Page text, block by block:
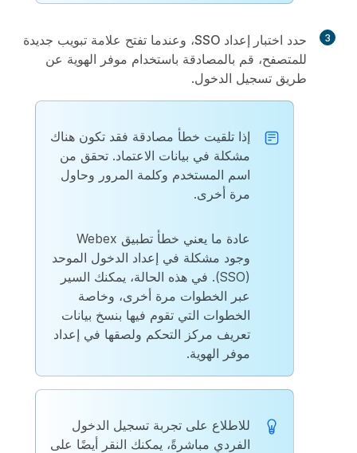
3 حدد اختبار إعداد SSO
، وعندما تفتح علامة تبويب جديدة
للمتصفح، قم بالمصادقة باستخدام موفر الهوية عن
طريق تسجيل الدخول.
إذا تلقيت خطأ مصادقة فقد تكون هناك
مشكلة في بيانات الاعتماد. تحقق من
اسم المستخدم وكلمة المرور وحاول
مرة أخرى.
عادة ما يعني خطأ تطبيق Webex
وجود مشكلة في إعداد الدخول الموحد
(SSO). في هذه الحالة، يمكنك السير
عبر الخطوات مرة أخرى، وخاصة
الخطوات التي تقوم فيها بنسخ بيانات
تعريف مركز التحكم ولصقها في إعداد
موفر الهوية.
للاطلاع على تجربة تسجيل الدخول
الفردي مباشرةً، يمكنك النقر أيضًا على